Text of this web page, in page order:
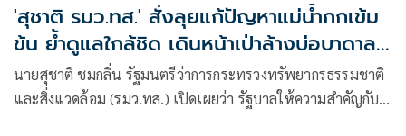
'สุชาติ รมว.ทส.' สั่งลุยแก้ปัญหาแม่น้ำกกเข้ม
ข้น ย้ำดูแลใกล้ชิด เดินหน้าเป่าล้างบ่อบาดาล
ต่อเนื่อง
นายสุชาติ ชมกลิ่น รัฐมนตรีว่าการกระทรวงทรัพยากรธรรมชาติ
และสิ่งแวดล้อม (รมว.ทส.) เปิดเผยว่า รัฐบาลให้ความสำคัญกับ